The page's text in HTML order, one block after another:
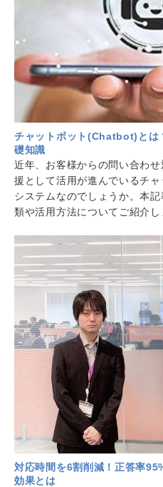
チャットボット(Chatbot)とは
礎知識
近年、お客様からの問い合わ
援として活用が進んでいるチ
システムなのでしょうか。本
類や活用方法についてご紹介し
対応時間を6割削減！正答率
効果とは